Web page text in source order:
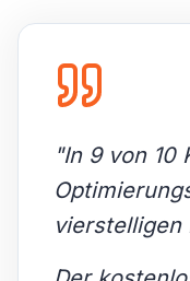
"In 9 von 10
vierstelligen